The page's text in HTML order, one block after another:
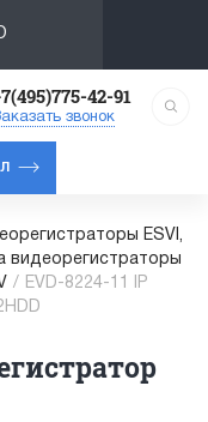
42-91
звонок
ESVI,
видеорегистраторы
/
EVD-8224-11 IP